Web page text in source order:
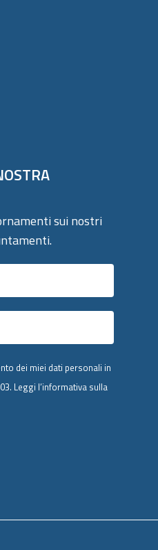
sui nostri
dei miei dati personali in
Leggi l’informativa sulla